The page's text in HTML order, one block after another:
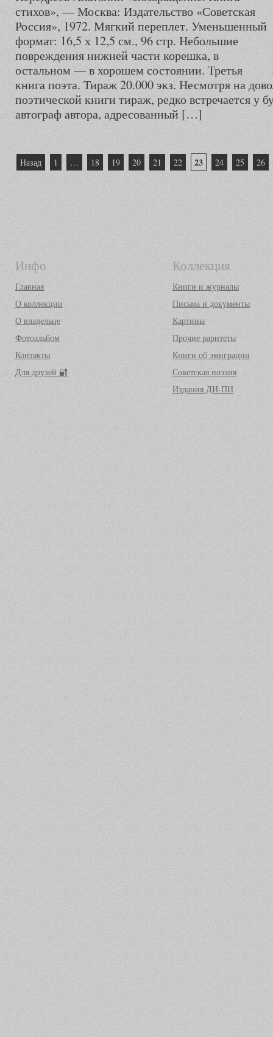
стихов», — Москва: Издательство «Советская
Россия», 1972. Мягкий переплет. Уменьшенный
формат: 16,5 х 12,5 см., 96 стр. Небольшие
повреждения нижней части корешка, в
остальном — в хорошем состоянии. Третья
книга поэта. Тираж 20.000 экз. Несмотря на
поэтической книги тираж, редко встречается у
автограф автора, адресованный […]
Пагинация
Назад 1 … 18 19 20 21 22 23 24 25 26
Инфо
Главная
О коллекции
О владельце
Фотоальбом
Контакты
Для друзей 🔐
Коллекция
Книги и журналы
Письма и документы
Картины
Прочие раритеты
Книги об эмиграции
Советская поэзия
Издания ДИ-ПИ